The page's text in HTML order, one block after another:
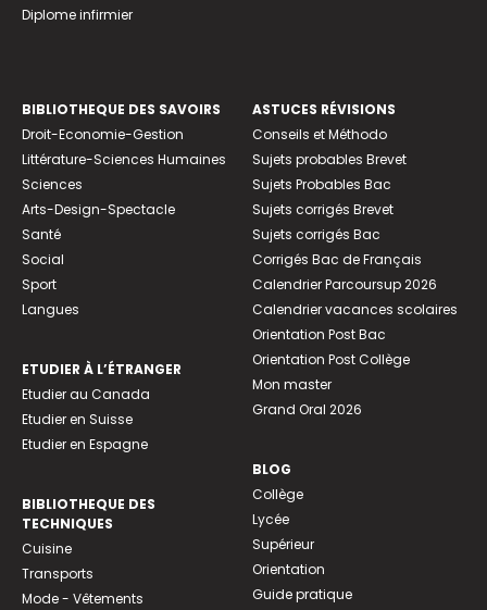
Diplome infirmier
BIBLIOTHEQUE DES SAVOIRS
Droit-Economie-Gestion
Littérature-Sciences Humaines
Sciences
Arts-Design-Spectacle
Santé
Social
Sport
Langues
ETUDIER À L’ÉTRANGER
Etudier au Canada
Etudier en Suisse
Etudier en Espagne
BIBLIOTHEQUE DES
TECHNIQUES
Cuisine
Transports
Mode - Vêtements
ASTUCES RÉVISIONS
Conseils et Méthodo
Sujets probables Brevet
Sujets Probables Bac
Sujets corrigés Brevet
Sujets corrigés Bac
Corrigés Bac de Français
Calendrier Parcoursup 2026
Calendrier vacances scolaires
Orientation Post Bac
Orientation Post Collège
Mon master
Grand Oral 2026
BLOG
Collège
Lycée
Supérieur
Orientation
Guide pratique